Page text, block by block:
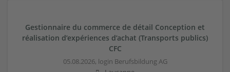
Gestionnaire du commerce de détail Conception et
réalisation d’expériences d’achat (Transports publics)
CFC
05.08.2026, login Berufsbildung AG